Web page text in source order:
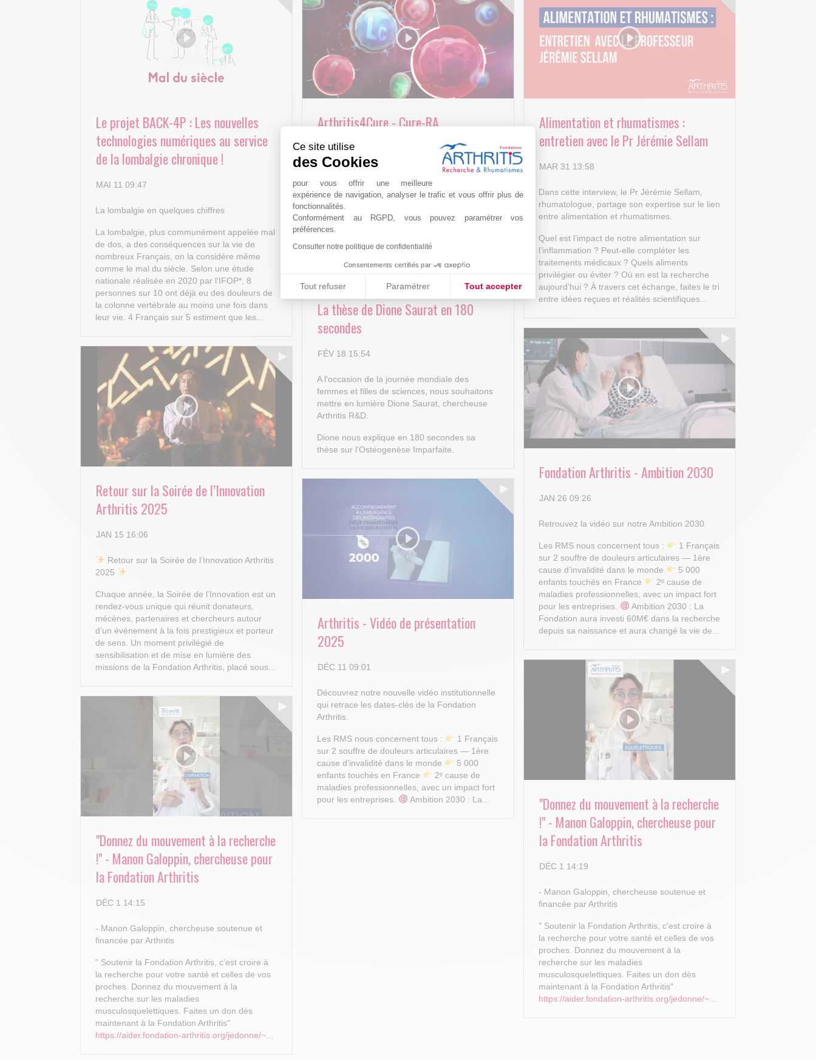
Ce site utilise
des Cookies
pour vous offrir une meilleure
expérience de navigation, analyser le trafic et vous offrir plus de
fonctionnalités.
Conformément au RGPD, vous pouvez paramétrer vos
préférences.
Consulter notre politique de confidentialité
Consentements certifiés par
Tout refuser Paramétrer Tout accepter
Axeptio consent
Plateforme de Gestion du Consentement : Personnalisez vos Options
Notre plateforme vous permet d'adapter et de gérer vos paramètres de confidentialité, en garantissant la conformité avec
Le projet BACK-4P : Les nouvelles
technologies numériques au service
de la lombalgie chronique !
MAI 11 09:47
La lombalgie en quelques chiffres
La lombalgie, plus communément appelée mal
de dos, a des conséquences sur la vie de
nombreux Français, on la considère même
comme le mal du siècle. Selon une étude
nationale réalisée en 2020 par l'IFOP*, 8
personnes sur 10 ont déjà eu des douleurs de
la colonne vertébrale au moins une fois dans
leur vie. 4 Français sur 5 estiment que les...
Arthritis4Cure - Cure-RA
AVR 22 15:01
Alimentation et rhumatismes :
entretien avec le Pr Jérémie Sellam
MAR 31 13:58
Dans cette interview, le Pr Jérémie Sellam,
rhumatologue, partage son expertise sur le lien
entre alimentation et rhumatismes.
Quel est l’impact de notre alimentation sur
l’inflammation ? Peut-elle compléter les
traitements médicaux ? Quels aliments
privilégier ou éviter ? Où en est la recherche
aujourd’hui ? À travers cet échange, faites le tri
entre idées reçues et réalités scientifiques...
La thèse de Dione Saurat en 180
secondes
FÉV 18 15:54
A l'occasion de la journée mondiale des
femmes et filles de sciences, nous souhaitons
mettre en lumière Dione Saurat, chercheuse
Arthritis R&D.
Dione nous explique en 180 secondes sa
thèse sur l'Ostéogenèse Imparfaite.
Fondation Arthritis - Ambition 2030
JAN 26 09:26
Retrouvez la vidéo sur notre Ambition 2030.
Les RMS nous concernent tous :
1 Français
sur 2 souffre de douleurs articulaires — 1ère
cause d’invalidité dans le monde
5 000
enfants touchés en France
2ᵉ cause de
maladies professionnelles, avec un impact fort
pour les entreprises.
Ambition 2030 : La
Fondation aura investi 60M€ dans la recherche
depuis sa naissance et aura changé la vie de...
Retour sur la Soirée de l’Innovation
Arthritis 2025
JAN 15 16:06
​ Retour sur la Soirée de l’Innovation Arthritis
2025
Chaque année, la Soirée de l’Innovation est un
rendez-vous unique qui réunit donateurs,
mécènes, partenaires et chercheurs autour
d’un événement à la fois prestigieux et porteur
de sens. Un moment privilégié de
sensibilisation et de mise en lumière des
missions de la Fondation Arthritis, placé sous...
Arthritis - Vidéo de présentation
2025
DÉC 11 09:01
Découvrez notre nouvelle vidéo institutionnelle
qui retrace les dates-clés de la Fondation
Arthritis.
Les RMS nous concernent tous :
1 Français
sur 2 souffre de douleurs articulaires — 1ère
cause d’invalidité dans le monde
5 000
enfants touchés en France
2ᵉ cause de
maladies professionnelles, avec un impact fort
pour les entreprises.
Ambition 2030 : La...
"Donnez du mouvement à la recherche
!" - Manon Galoppin, chercheuse pour
la Fondation Arthritis
DÉC 1 14:19
- Manon Galoppin, chercheuse soutenue et
financée par Arthritis
" Soutenir la Fondation Arthritis, c'est croire à
la recherche pour votre santé et celles de vos
proches. Donnez du mouvement à la
recherche sur les maladies
musculosquelettiques. Faites un don dès
maintenant à la Fondation Arthritis"
https://aider.fondation-arthritis.org/jedonne/~...
"Donnez du mouvement à la recherche
!" - Manon Galoppin, chercheuse pour
la Fondation Arthritis
DÉC 1 14:15
- Manon Galoppin, chercheuse soutenue et
financée par Arthritis
" Soutenir la Fondation Arthritis, c'est croire à
la recherche pour votre santé et celles de vos
proches. Donnez du mouvement à la
recherche sur les maladies
musculosquelettiques. Faites un don dès
maintenant à la Fondation Arthritis"
https://aider.fondation-arthritis.org/jedonne/~...